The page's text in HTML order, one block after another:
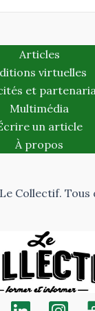
Articles
virtuelles
et
Multimédia
un article
À propos
Collectif. Tous